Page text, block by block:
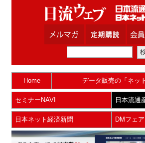
Home データ販売の「ネッ
セミナーNAVI 日本流通
日本ネット経済新聞 DMフェア